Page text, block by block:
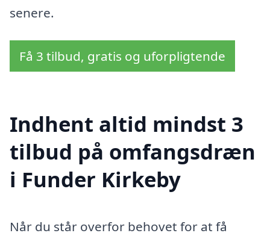
senere.
Få 3 tilbud, gratis og uforpligtende
Indhent altid mindst 3
tilbud på omfangsdræn
i Funder Kirkeby
Når du står overfor behovet for at få